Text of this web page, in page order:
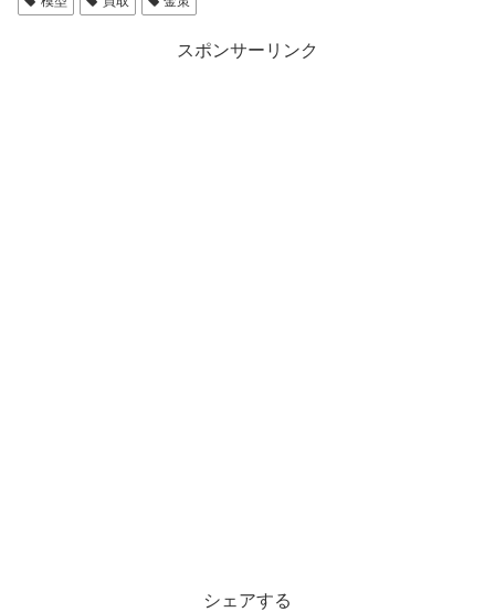
スポンサーリンク
シェアする